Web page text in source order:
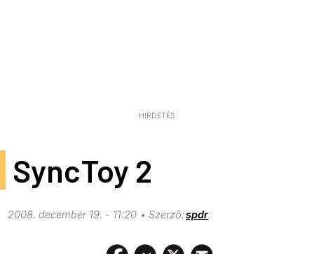
HIRDETÉS
SyncToy 2
2008. december 19. - 11:20 spdr